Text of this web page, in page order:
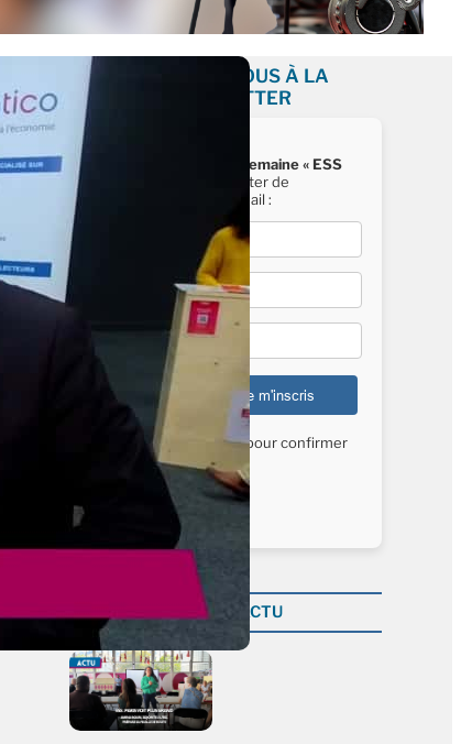
INSCRIVEZ-VOUS À LA
NEWSLETTER
Recevez chaque semaine « ESS
, la newsletter de
Mediatico, par e-mail :
Prénom*
Vérifiez vos mails pour confirmer
votre inscription.
Plus dans la catégorie ACTU